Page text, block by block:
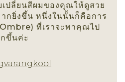
ปลี่ยนสีผมของคุณให้ดูสวย
กยิ่งขึ้น หนึ่งในนั้นก็คือการ
ที่เราจะพาคุณไป
ขึ้นค่ะ